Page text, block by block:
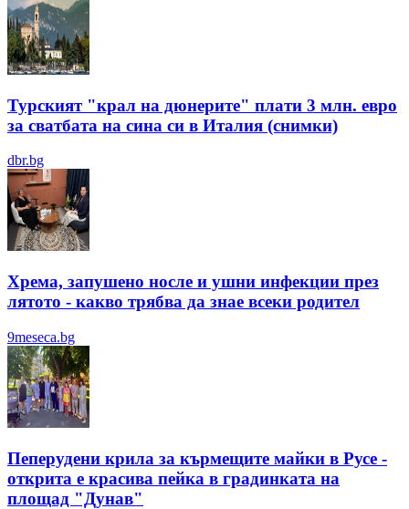
Турският "крал на дюнерите" плати 3 млн. евро
за сватбата на сина си в Италия (снимки)
dbr.bg
Хрема, запушено носле и ушни инфекции през
лятотo - какво трябва да знае всеки родител
9meseca.bg
Пеперудени крила за кърмещите майки в Русе -
открита е красива пейка в градинката на
площад "Дунав"